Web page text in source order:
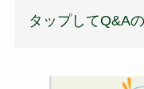
タップしてQ&A